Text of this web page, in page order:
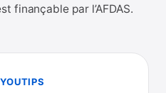
finançable par l’AFDAS.